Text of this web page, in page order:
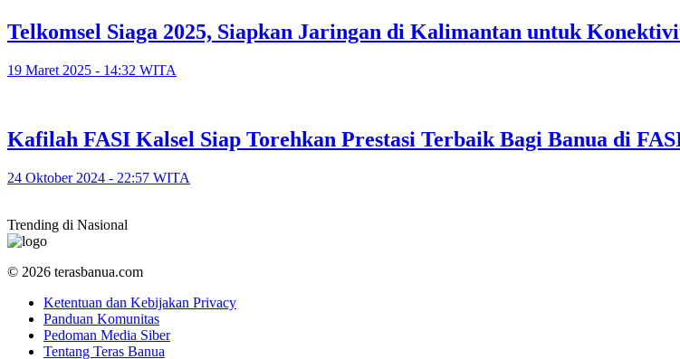
Telkomsel Siaga 2025, Siapkan Jaringan di Kalimantan untuk
19 Maret 2025 - 14:32 WITA
Kafilah FASI Kalsel Siap Torehkan Prestasi Terbaik Bagi Banua di
24 Oktober 2024 - 22:57 WITA
Trending di Nasional
© 2026 terasbanua.com
Ketentuan dan Kebijakan Privacy
Panduan Komunitas
Pedoman Media Siber
Tentang Teras Banua